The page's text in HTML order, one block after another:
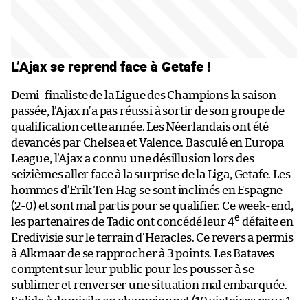
L’Ajax se reprend face à Getafe !
Demi-finaliste de la Ligue des Champions la saison
passée, l’Ajax n’a pas réussi à sortir de son groupe de
qualification cette année. Les Néerlandais ont été
devancés par Chelsea et Valence. Basculé en Europa
League, l’Ajax a connu une désillusion lors des
seizièmes aller face à la surprise de la Liga, Getafe. Les
hommes d’Erik Ten Hag se sont inclinés en Espagne
(2-0) et sont mal partis pour se qualifier. Ce week-end,
les partenaires de Tadic ont concédé leur 4e défaite en
Eredivisie sur le terrain d’Heracles. Ce revers a permis
à Alkmaar de se rapprocher à 3 points. Les Bataves
comptent sur leur public pour les pousser à se
sublimer et renverser une situation mal embarquée.